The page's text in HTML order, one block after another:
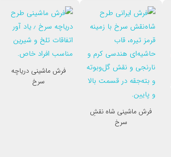
فرش ماشینی شاه نقشِ
سرخ
فرش ماشینی دریاچه
سرخ